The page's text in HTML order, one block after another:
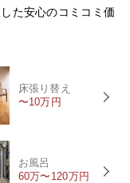
た安心のコミコミ価
床張り替え
〜10万円
お風呂
60万〜120万円